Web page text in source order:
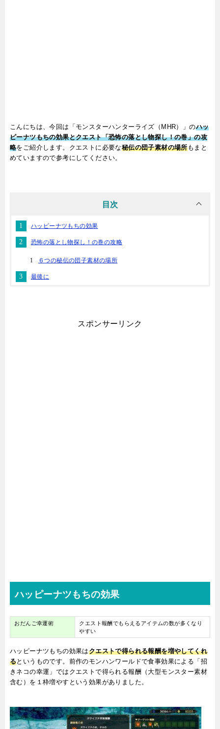
こんにちは、今回は「モンスターハンターライズ（MHR）」のハッ
ピーナツもちの効果とクエスト「恐怖の落とし物探し！の巻」の攻
略をご紹介します。クエストに必要な秘伝の団子素材の場所もまと
めていますので参考にしてください。
目次
ハッピーナツもちの効果
恐怖の落とし物探し！の巻の攻略
６つの秘伝の団子素材の場所
最後に
スポンサーリンク
ハッピーナツもちの効果
おだんご幸運術
クエスト報酬でもらえるアイテムの数が多くなり
やすい
ハッピーナツもちの効果はクエストで得られる報酬を増やしてくれ
るというものです。前作のモンハンワールドで食事効果による「招
きネコの幸運」ではクエストで得られる報酬（大型モンスター素材
含む）を１枠増やすという効果がありました。